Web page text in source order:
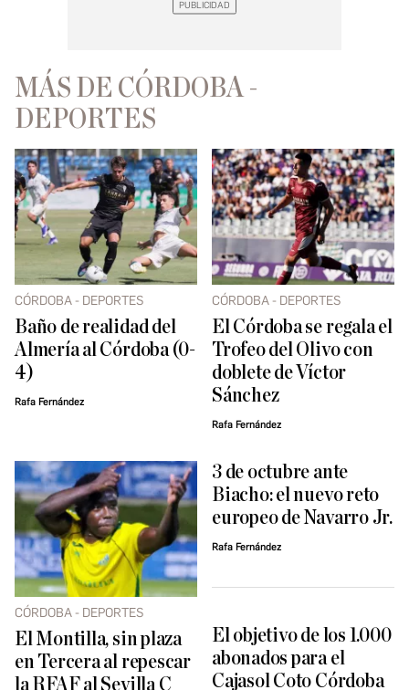
MÁS DE CÓRDOBA -
DEPORTES
CÓRDOBA - DEPORTES
Baño de realidad del
Almería al Córdoba (0-
4)
Rafa Fernández
CÓRDOBA - DEPORTES
El Córdoba se regala el
Trofeo del Olivo con
doblete de Víctor
Sánchez
Rafa Fernández
CÓRDOBA - DEPORTES
El Montilla, sin plaza
en Tercera al repescar
la RFAF al Sevilla C
3 de octubre ante
Biacho: el nuevo reto
europeo de Navarro Jr.
Rafa Fernández
El objetivo de los 1.000
abonados para el
Cajasol Coto Córdoba